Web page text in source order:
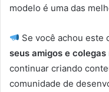
modelo é uma das
Se você achou
seus amigos e colegas
continuar criando
comunidade de